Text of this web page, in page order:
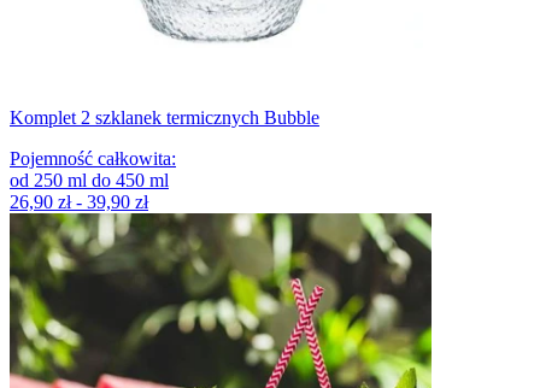
Komplet 2 szklanek termicznych Bubble
Pojemność całkowita:
od 250 ml do 450 ml
26,90 zł - 39,90 zł